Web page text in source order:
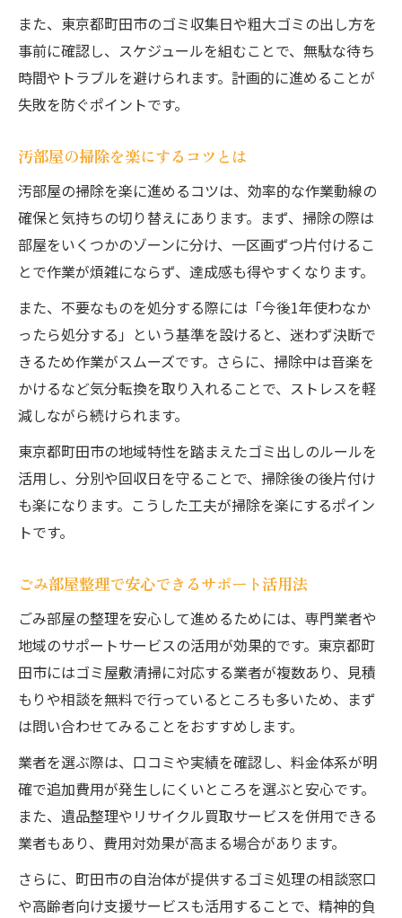
また、東京都町田市のゴミ収集日や粗大ゴミの出し方を
事前に確認し、スケジュールを組むことで、無駄な待ち
時間やトラブルを避けられます。計画的に進めることが
失敗を防ぐポイントです。
汚部屋の掃除を楽にするコツとは
汚部屋の掃除を楽に進めるコツは、効率的な作業動線の
確保と気持ちの切り替えにあります。まず、掃除の際は
部屋をいくつかのゾーンに分け、一区画ずつ片付けるこ
とで作業が煩雑にならず、達成感も得やすくなります。
また、不要なものを処分する際には「今後1年使わなか
ったら処分する」という基準を設けると、迷わず決断で
きるため作業がスムーズです。さらに、掃除中は音楽を
かけるなど気分転換を取り入れることで、ストレスを軽
減しながら続けられます。
東京都町田市の地域特性を踏まえたゴミ出しのルールを
活用し、分別や回収日を守ることで、掃除後の後片付け
も楽になります。こうした工夫が掃除を楽にするポイン
トです。
ごみ部屋整理で安心できるサポート活用法
ごみ部屋の整理を安心して進めるためには、専門業者や
地域のサポートサービスの活用が効果的です。東京都町
田市にはゴミ屋敷清掃に対応する業者が複数あり、見積
もりや相談を無料で行っているところも多いため、まず
は問い合わせてみることをおすすめします。
業者を選ぶ際は、口コミや実績を確認し、料金体系が明
確で追加費用が発生しにくいところを選ぶと安心です。
また、遺品整理やリサイクル買取サービスを併用できる
業者もあり、費用対効果が高まる場合があります。
さらに、町田市の自治体が提供するゴミ処理の相談窓口
や高齢者向け支援サービスも活用することで、精神的負